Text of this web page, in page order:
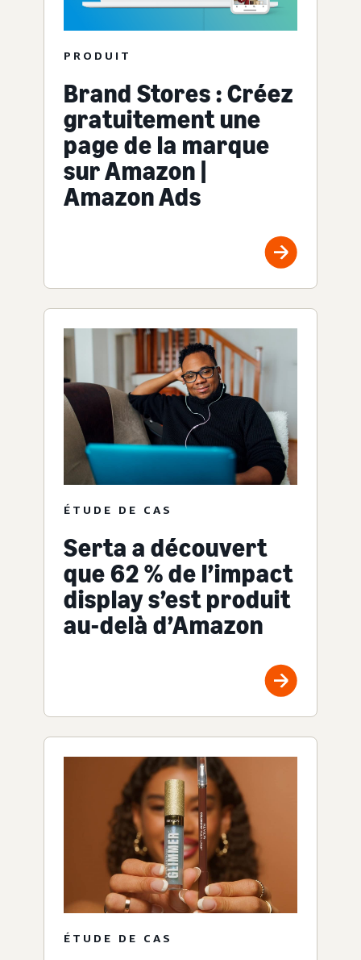
PRODUIT
Brand Stores : Créez
gratuitement une
page de la marque
sur Amazon |
Amazon Ads
ÉTUDE DE CAS
Serta a découvert
que 62 % de l’impact
display s’est produit
au-delà d’Amazon
ÉTUDE DE CAS